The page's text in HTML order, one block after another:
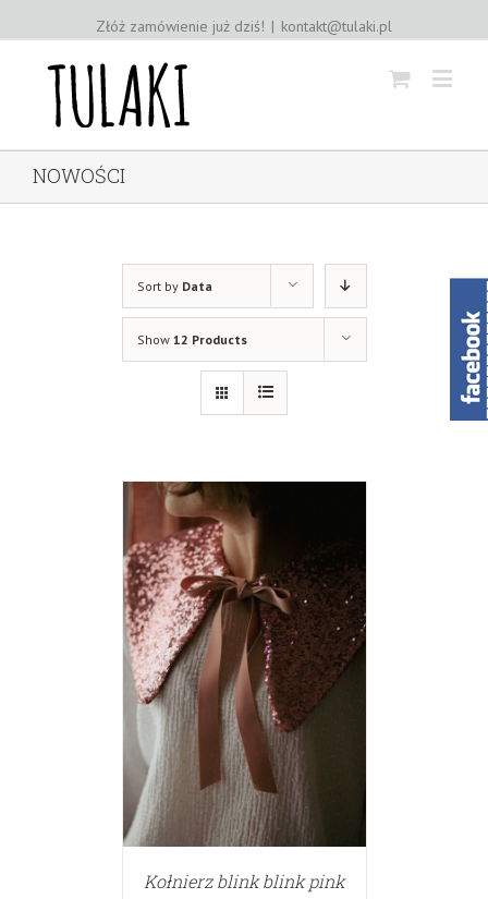
Złóż zamówienie już dziś! | kontakt@tulaki.pl
NOWOŚCI
Sort by Data
Show 12 Products
Kołnierz blink blink pink